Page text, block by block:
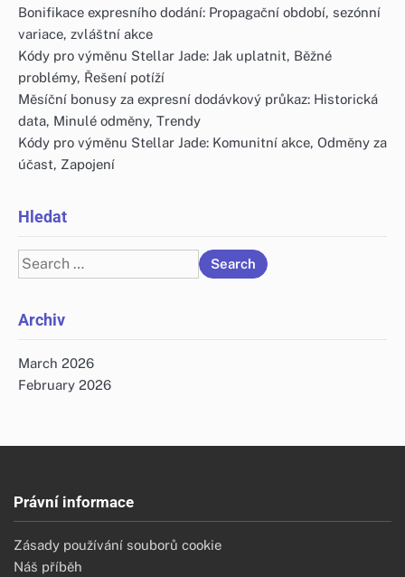
Bonifikace expresního dodání: Propagační období, sezónní
variace, zvláštní akce
Kódy pro výměnu Stellar Jade: Jak uplatnit, Běžné
problémy, Řešení potíží
Měsíční bonusy za expresní dodávkový průkaz: Historická
data, Minulé odměny, Trendy
Kódy pro výměnu Stellar Jade: Komunitní akce, Odměny za
účast, Zapojení
Hledat
Search
for:
Archiv
March 2026
February 2026
Právní informace
Zásady používání souborů cookie
Náš příběh